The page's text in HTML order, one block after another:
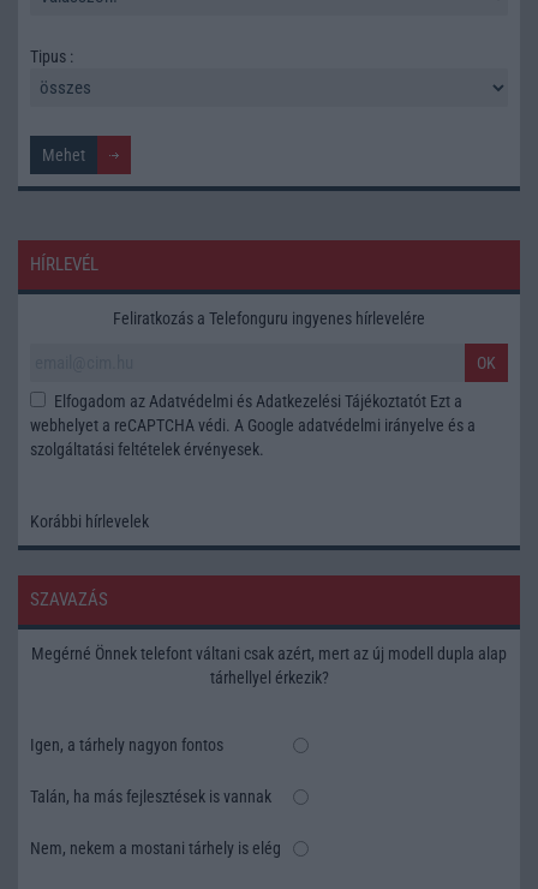
Tipus :
HÍRLEVÉL
Feliratkozás a Telefonguru ingyenes hírlevelére
OK
Elfogadom az Adatvédelmi és Adatkezelési Tájékoztatót Ezt a
webhelyet a reCAPTCHA védi. A Google adatvédelmi irányelve és a
szolgáltatási feltételek érvényesek.
Korábbi hírlevelek
SZAVAZÁS
Megérné Önnek telefont váltani csak azért, mert az új modell dupla alap
tárhellyel érkezik?
Igen, a tárhely nagyon fontos
Talán, ha más fejlesztések is vannak
Nem, nekem a mostani tárhely is elég